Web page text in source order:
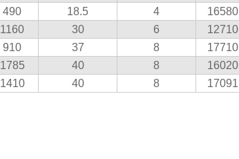
490 18.5 4 16580
1160 30 6 12710
910 37 8 17710
1785 40 8 16020
1410 40 8 17091